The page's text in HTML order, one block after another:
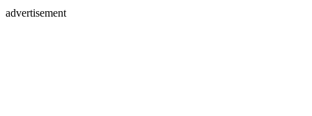
advertisement